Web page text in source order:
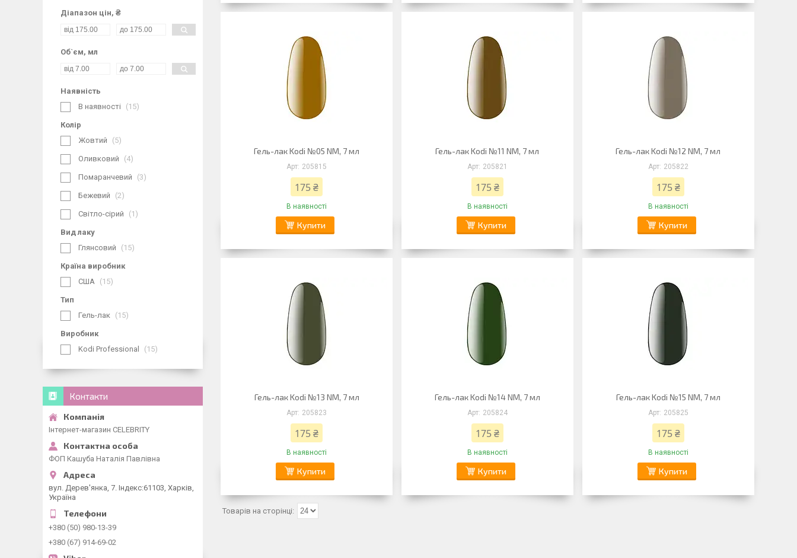
Гель-лак Kodi №05 NM, 7 мл
205815
175 ₴
В наявності
Купити
Гель-лак Kodi №11 NM, 7 мл
205821
175 ₴
В наявності
Купити
Гель-лак Kodi №12 NM, 7 мл
205822
175 ₴
В наявності
Купити
Гель-лак Kodi №13 NM, 7 мл
205823
175 ₴
В наявності
Купити
Гель-лак Kodi №14 NM, 7 мл
205824
175 ₴
В наявності
Купити
Гель-лак Kodi №15 NM, 7 мл
205825
175 ₴
В наявності
Купити
Діапазон цін, ₴
Об`єм, мл
Наявність
В наявності
15
Колір
Жовтий
5
Оливковий 4
Помаранчевий 3
Бежевий 2
Світло-сірий 1
Вид лаку
Глянсовий
15
Країна виробник
США
15
Тип
Гель-лак
15
Виробник
Kodi Professional
15
Контакти
Інтернет-магазин CELEBRITY
ФОП Кашуба Наталія Павлівна
вул. Дерев'янка, 7. Індекс:61103, Харків,
Україна
+380 (50) 980-13-39
+380 (67) 914-69-02